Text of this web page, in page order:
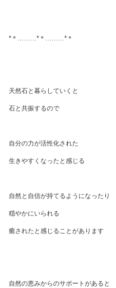
*＊………*＊………*＊
天然石と暮らしていくと
石と共振するので
自分の力が活性化された
生きやすくなったと感じる
自然と自信が持てるようになったり
穏やかにいられる
癒されたと感じることがあります
自然の恵みからのサポートがあると